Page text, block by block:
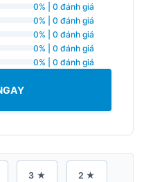
0% | 0 đánh giá
0% | 0 đánh giá
0% | 0 đánh giá
0% | 0 đánh giá
0% | 0 đánh giá
3 ★ 2 ★